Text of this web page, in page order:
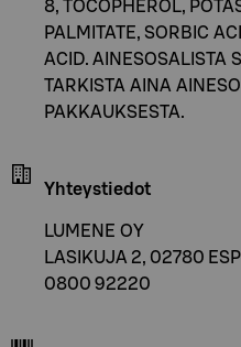
8, TOCOPHEROL,
PALMITATE, SORBIC
ACID. AINESOSALISTA
TARKISTA AINA
PAKKAUKSESTA.
Yhteystiedot
LUMENE OY
LASIKUJA 2, 02780
0800 92220